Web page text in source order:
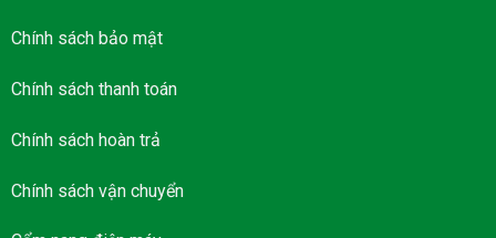
Chính sách bảo mật
Chính sách thanh toán
Chính sách hoàn trả
Chính sách vận chuyển